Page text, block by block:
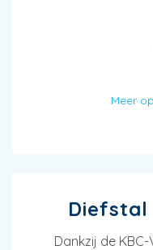
Meer
Diefstal
Dankzij de